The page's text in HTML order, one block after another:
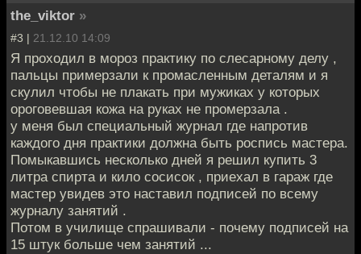
the_viktor »
#3 | 21.12.10 14:09
Я проходил в мороз практику по слесарному делу ,
пальцы примерзали к промасленным деталям и я
скулил чтобы не плакать при мужиках у которых
ороговевшая кожа на руках не промерзала .
у меня был специальный журнал где напротив
каждого дня практики должна быть роспись мастера.
Помыкавшись несколько дней я решил купить 3
литра спирта и кило сосисок , приехал в гараж где
мастер увидев это наставил подписей по всему
журналу занятий .
Потом в училище спрашивали - почему подписей на
15 штук больше чем занятий ...